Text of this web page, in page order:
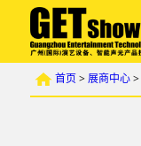
首页>展商中心>